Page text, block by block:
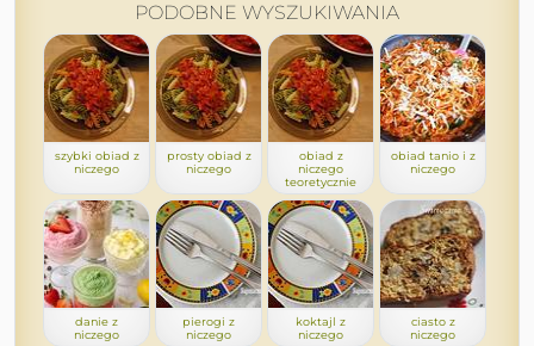
PODOBNE WYSZUKIWANIA
szybki obiad z
niczego
prosty obiad z
niczego
obiad z
niczego
teoretycznie
obiad tanio i z
niczego
danie z
niczego
pierogi z
niczego
koktajl z
niczego
ciasto z
niczego